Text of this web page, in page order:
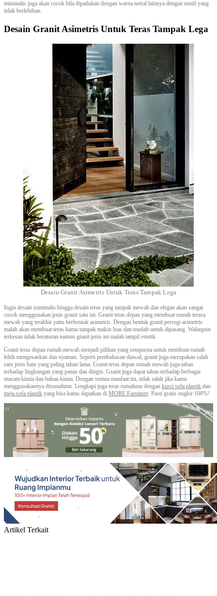
minimalis juga akan cocok bila dipadukan dengan warna netral lainnya dengan motif yang
tidak berlebihan.
Desain Granit Asimetris Untuk Teras Tampak Lega
Desain Granit Asimetris Untuk Teras Tampak Lega
Ingin desain minimalis hingga desain teras yang tampak mewah dan elegan akan sangat
cocok menggunakan jenis granit satu ini. Granit teras depan yang membuat rumah terasa
mewah yang terakhir yaitu berbentuk asimetris. Dengan bentuk granit persegi asimetris
malah akan membuat teras kamu tampak makin luas dan mudah untuk dipasang. Walaupun
terkesan tidak beraturan namun granit jenis ini malah tampil estetik.
Granit teras depan rumah mewah menjadi pilihan yang sempurna untuk membuat rumah
lebih mengesankan dan nyaman. Seperti pembahasan diawal, granit juga merupakan salah
satu jenis batu yang paling tahan lama. Granit teras depan rumah mewah juga tahan
terhadap lingkungan yang panas dan dingin. Granit juga dapat tahan terhadap berbagai
macam kimia dan bahan kimia. Dengan semua manfaat ini, tidak salah jika kamu
menggunakannya dirumahmu. Lengkapi juga teras rumahmu dengan kursi sofa plastik dan
meja sofa plastik yang bisa kamu dapatkan di MORE Furniture. Pasti gratis ongkir 100%!
Artikel Terkait